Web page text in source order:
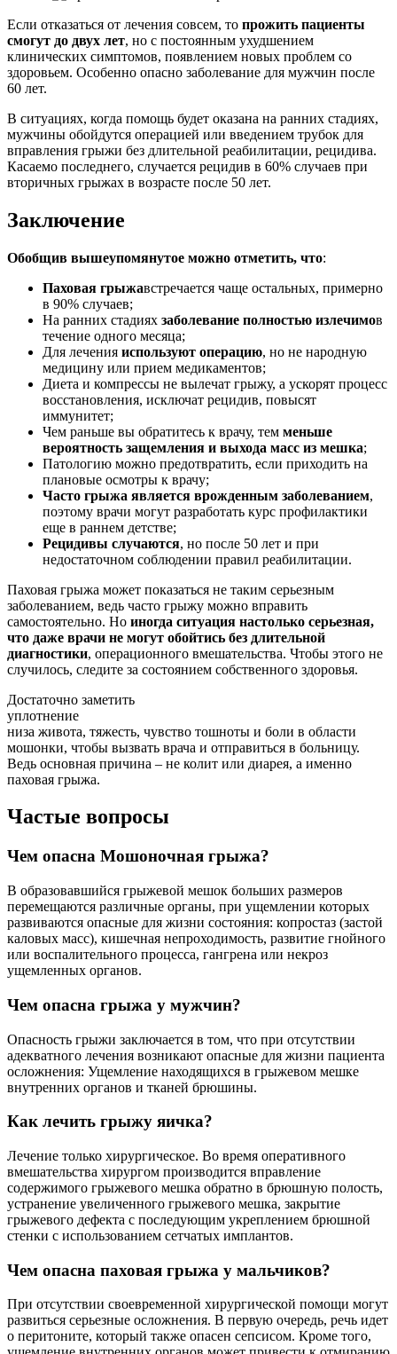
Если отказаться от лечения совсем, то прожить пациенты
смогут до двух лет, но с постоянным ухудшением
клинических симптомов, появлением новых проблем со
здоровьем. Особенно опасно заболевание для мужчин после
60 лет.
В ситуациях, когда помощь будет оказана на ранних стадиях,
мужчины обойдутся операцией или введением трубок для
вправления грыжи без длительной реабилитации, рецидива.
Касаемо последнего, случается рецидив в 60% случаев при
вторичных грыжах в возрасте после 50 лет.
Заключение
Обобщив вышеупомянутое можно отметить, что:
Паховая грыжавстречается чаще остальных, примерно
в 90% случаев;
На ранних стадиях заболевание полностью излечимов
течение одного месяца;
Для лечения используют операцию, но не народную
медицину или прием медикаментов;
Диета и компрессы не вылечат грыжу, а ускорят процесс
восстановления, исключат рецидив, повысят
иммунитет;
Чем раньше вы обратитесь к врачу, тем меньше
вероятность защемления и выхода масс из мешка;
Патологию можно предотвратить, если приходить на
плановые осмотры к врачу;
Часто грыжа является врожденным заболеванием,
поэтому врачи могут разработать курс профилактики
еще в раннем детстве;
Рецидивы случаются, но после 50 лет и при
недостаточном соблюдении правил реабилитации.
Паховая грыжа может показаться не таким серьезным
заболеванием, ведь часто грыжу можно вправить
самостоятельно. Но иногда ситуация настолько серьезная,
что даже врачи не могут обойтись без длительной
диагностики, операционного вмешательства. Чтобы этого не
случилось, следите за состоянием собственного здоровья.
Достаточно заметить
уплотнение
низа живота, тяжесть, чувство тошноты и боли в области
мошонки, чтобы вызвать врача и отправиться в больницу.
Ведь основная причина – не колит или диарея, а именно
паховая грыжа.
Частые вопросы
Чем опасна Мошоночная грыжа?
В образовавшийся грыжевой мешок больших размеров
перемещаются различные органы, при ущемлении которых
развиваются опасные для жизни состояния: копростаз (застой
каловых масс), кишечная непроходимость, развитие гнойного
или воспалительного процесса, гангрена или некроз
ущемленных органов.
Чем опасна грыжа у мужчин?
Опасность грыжи заключается в том, что при отсутствии
адекватного лечения возникают опасные для жизни пациента
осложнения: Ущемление находящихся в грыжевом мешке
внутренних органов и тканей брюшины.
Как лечить грыжу яичка?
Лечение только хирургическое. Во время оперативного
вмешательства хирургом производится вправление
содержимого грыжевого мешка обратно в брюшную полость,
устранение увеличенного грыжевого мешка, закрытие
грыжевого дефекта с последующим укреплением брюшной
стенки с использованием сетчатых имплантов.
Чем опасна паховая грыжа у мальчиков?
При отсутствии своевременной хирургической помощи могут
развиться серьезные осложнения. В первую очередь, речь идет
о перитоните, который также опасен сепсисом. Кроме того,